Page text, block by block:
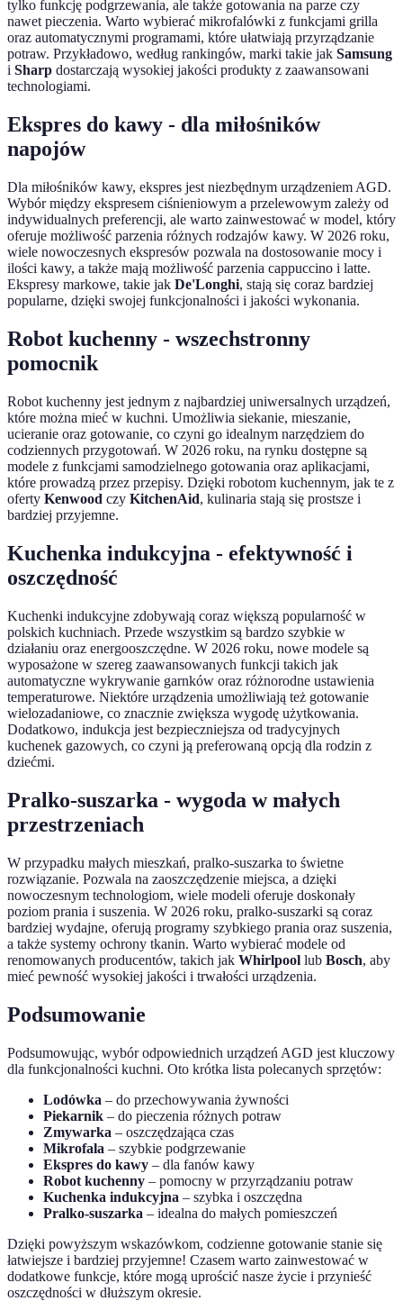
tylko funkcję podgrzewania, ale także gotowania na parze czy
nawet pieczenia. Warto wybierać mikrofalówki z funkcjami grilla
oraz automatycznymi programami, które ułatwiają przyrządzanie
potraw. Przykładowo, według rankingów, marki takie jak Samsung
i Sharp dostarczają wysokiej jakości produkty z zaawansowani
technologiami.
Ekspres do kawy - dla miłośników
napojów
Dla miłośników kawy, ekspres jest niezbędnym urządzeniem AGD.
Wybór między ekspresem ciśnieniowym a przelewowym zależy od
indywidualnych preferencji, ale warto zainwestować w model, który
oferuje możliwość parzenia różnych rodzajów kawy. W 2026 roku,
wiele nowoczesnych ekspresów pozwala na dostosowanie mocy i
ilości kawy, a także mają możliwość parzenia cappuccino i latte.
Ekspresy markowe, takie jak De'Longhi, stają się coraz bardziej
popularne, dzięki swojej funkcjonalności i jakości wykonania.
Robot kuchenny - wszechstronny
pomocnik
Robot kuchenny jest jednym z najbardziej uniwersalnych urządzeń,
które można mieć w kuchni. Umożliwia siekanie, mieszanie,
ucieranie oraz gotowanie, co czyni go idealnym narzędziem do
codziennych przygotowań. W 2026 roku, na rynku dostępne są
modele z funkcjami samodzielnego gotowania oraz aplikacjami,
które prowadzą przez przepisy. Dzięki robotom kuchennym, jak te z
oferty Kenwood czy KitchenAid, kulinaria stają się prostsze i
bardziej przyjemne.
Kuchenka indukcyjna - efektywność i
oszczędność
Kuchenki indukcyjne zdobywają coraz większą popularność w
polskich kuchniach. Przede wszystkim są bardzo szybkie w
działaniu oraz energooszczędne. W 2026 roku, nowe modele są
wyposażone w szereg zaawansowanych funkcji takich jak
automatyczne wykrywanie garnków oraz różnorodne ustawienia
temperaturowe. Niektóre urządzenia umożliwiają też gotowanie
wielozadaniowe, co znacznie zwiększa wygodę użytkowania.
Dodatkowo, indukcja jest bezpieczniejsza od tradycyjnych
kuchenek gazowych, co czyni ją preferowaną opcją dla rodzin z
dziećmi.
Pralko-suszarka - wygoda w małych
przestrzeniach
W przypadku małych mieszkań, pralko-suszarka to świetne
rozwiązanie. Pozwala na zaoszczędzenie miejsca, a dzięki
nowoczesnym technologiom, wiele modeli oferuje doskonały
poziom prania i suszenia. W 2026 roku, pralko-suszarki są coraz
bardziej wydajne, oferują programy szybkiego prania oraz suszenia,
a także systemy ochrony tkanin. Warto wybierać modele od
renomowanych producentów, takich jak Whirlpool lub Bosch, aby
mieć pewność wysokiej jakości i trwałości urządzenia.
Podsumowanie
Podsumowując, wybór odpowiednich urządzeń AGD jest kluczowy
dla funkcjonalności kuchni. Oto krótka lista polecanych sprzętów:
Lodówka – do przechowywania żywności
Piekarnik – do pieczenia różnych potraw
Zmywarka – oszczędzająca czas
Mikrofala – szybkie podgrzewanie
Ekspres do kawy – dla fanów kawy
Robot kuchenny – pomocny w przyrządzaniu potraw
Kuchenka indukcyjna – szybka i oszczędna
Pralko-suszarka – idealna do małych pomieszczeń
Dzięki powyższym wskazówkom, codzienne gotowanie stanie się
łatwiejsze i bardziej przyjemne! Czasem warto zainwestować w
dodatkowe funkcje, które mogą uprościć nasze życie i przynieść
oszczędności w dłuższym okresie.